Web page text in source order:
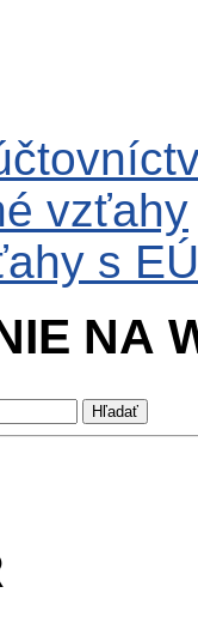
vzťahy
s EÚ
NA